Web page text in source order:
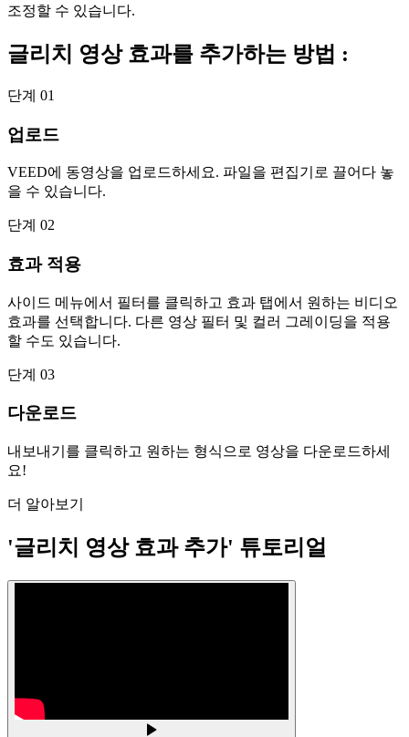
조정할 수 있습니다.
글리치 영상 효과를 추가하는 방법 :
단계 01
업로드
VEED에 동영상을 업로드하세요. 파일을 편집기로 끌어다 놓
을 수 있습니다.
단계 02
효과 적용
사이드 메뉴에서 필터를 클릭하고 효과 탭에서 원하는 비디오
효과를 선택합니다. 다른 영상 필터 및 컬러 그레이딩을 적용
할 수도 있습니다.
단계 03
다운로드
내보내기를 클릭하고 원하는 형식으로 영상을 다운로드하세
요!
더 알아보기
'글리치 영상 효과 추가' 튜토리얼